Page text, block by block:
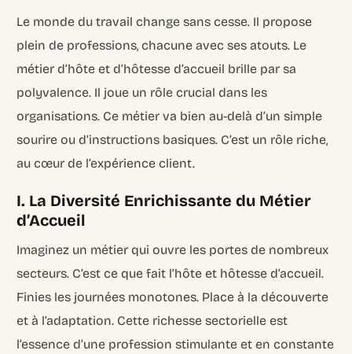
Le monde du travail change sans cesse. Il propose
plein de professions, chacune avec ses atouts. Le
métier d’hôte et d’hôtesse d’accueil brille par sa
polyvalence. Il joue un rôle crucial dans les
organisations. Ce métier va bien au-delà d’un simple
sourire ou d’instructions basiques. C’est un rôle riche,
au cœur de l’expérience client.
I. La Diversité Enrichissante du Métier
d’Accueil
Imaginez un métier qui ouvre les portes de nombreux
secteurs. C’est ce que fait l’hôte et hôtesse d’accueil.
Finies les journées monotones. Place à la découverte
et à l’adaptation. Cette richesse sectorielle est
l’essence d’une profession stimulante et en constante